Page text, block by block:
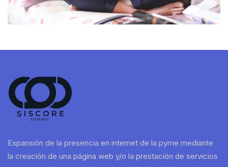
Expansión de la presencia en internet de la pyme mediante
la creación de una página web y/o la prestación de servicios